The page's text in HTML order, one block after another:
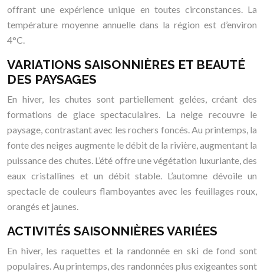
offrant une expérience unique en toutes circonstances. La
température moyenne annuelle dans la région est d’environ
4°C.
VARIATIONS SAISONNIÈRES ET BEAUTÉ
DES PAYSAGES
En hiver, les chutes sont partiellement gelées, créant des
formations de glace spectaculaires. La neige recouvre le
paysage, contrastant avec les rochers foncés. Au printemps, la
fonte des neiges augmente le débit de la rivière, augmentant la
puissance des chutes. L’été offre une végétation luxuriante, des
eaux cristallines et un débit stable. L’automne dévoile un
spectacle de couleurs flamboyantes avec les feuillages roux,
orangés et jaunes.
ACTIVITÉS SAISONNIÈRES VARIÉES
En hiver, les raquettes et la randonnée en ski de fond sont
populaires. Au printemps, des randonnées plus exigeantes sont